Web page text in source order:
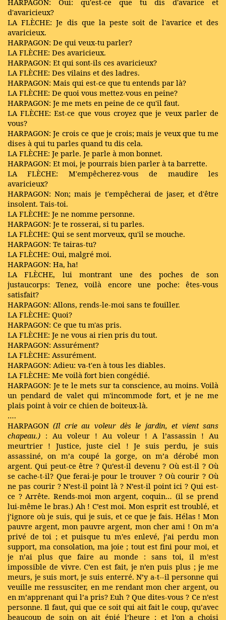
d'avaricieux?
LA FLÈCHE: Je dis que la peste soit de l'avarice et des
avaricieux.
HARPAGON: De qui veux-tu parler?
LA FLÈCHE: Des avaricieux.
HARPAGON: Et qui sont-ils ces avaricieux?
LA FLÈCHE: Des vilains et des ladres.
HARPAGON: Mais qui est-ce que tu entends par là?
LA FLÈCHE: De quoi vous mettez-vous en peine?
HARPAGON: Je me mets en peine de ce qu'il faut.
LA FLÈCHE: Est-ce que vous croyez que je veux parler de
vous?
HARPAGON: Je crois ce que je crois; mais je veux que tu me
dises à qui tu parles quand tu dis cela.
LA FLÈCHE: Je parle. Je parle à mon bonnet.
HARPAGON: Et moi, je pourrais bien parler à ta barrette.
LA FLÈCHE: M'empêcherez-vous de maudire les
avaricieux?
HARPAGON: Non; mais je t'empêcherai de jaser, et d'être
insolent. Tais-toi.
LA FLÈCHE: Je ne nomme personne.
HARPAGON: Je te rosserai, si tu parles.
LA FLÈCHE: Qui se sent morveux, qu'il se mouche.
HARPAGON: Te tairas-tu?
LA FLÈCHE: Oui, malgré moi.
HARPAGON: Ha, ha!
LA FLÈCHE, lui montrant une des poches de son
justaucorps: Tenez, voilà encore une poche: êtes-vous
satisfait?
HARPAGON: Allons, rends-le-moi sans te fouiller.
LA FLÈCHE: Quoi?
HARPAGON: Ce que tu m'as pris.
LA FLÈCHE: Je ne vous ai rien pris du tout.
HARPAGON: Assurément?
LA FLÈCHE: Assurément.
HARPAGON: Adieu: va-t'en à tous les diables.
LA FLÈCHE: Me voilà fort bien congédié.
HARPAGON: Je te le mets sur ta conscience, au moins. Voilà
un pendard de valet qui m'incommode fort, et je ne me
plais point à voir ce chien de boiteux-là.
….
HARPAGON(Il crie au voleur dès le jardin, et vient sans
chapeau.) : Au voleur ! Au voleur ! A l’assassin ! Au
meurtrier ! Justice, juste ciel ! Je suis perdu, je suis
assassiné, on m’a coupé la gorge, on m’a dérobé mon
argent. Qui peut-ce être ? Qu’est-il devenu ? Où est-il ? Où
se cache-t-il? Que ferai-je pour le trouver ? Où courir ? Où
ne pas courir ? N’est-il point là ? N’est-il point ici ? Qui est-
ce ? Arrête. Rends-moi mon argent, coquin… (il se prend
lui-même le bras.) Ah ! C’est moi. Mon esprit est troublé, et
j’ignore où je suis, qui je suis, et ce que je fais. Hélas ! Mon
pauvre argent, mon pauvre argent, mon cher ami ! On m’a
privé de toi ; et puisque tu m’es enlevé, j’ai perdu mon
support, ma consolation, ma joie ; tout est fini pour moi, et
je n’ai plus que faire au monde : sans toi, il m’est
impossible de vivre. C’en est fait, je n’en puis plus ; je me
meurs, je suis mort, je suis enterré. N’y a-t--il personne qui
veuille me ressusciter, en me rendant mon cher argent, ou
en m’apprenant qui l’a pris? Euh ? Que dites-vous ? Ce n’est
personne. Il faut, qui que ce soit qui ait fait le coup, qu’avec
beaucoup de soin on ait épié l’heure ; et l’on a choisi